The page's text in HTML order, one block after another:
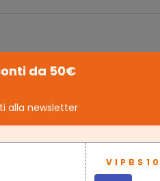
la tua
FINITO
cassetti
donna o 8
rimovibile
aperto, questo
di prima
resistente
cm,
dalla polvere
da 50€
alla newsletter